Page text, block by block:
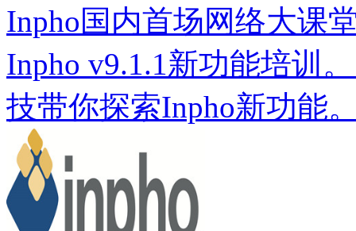
Inpho国内首场网络大课
Inpho v9.1.1新功能培训
技带你探索Inpho新功能